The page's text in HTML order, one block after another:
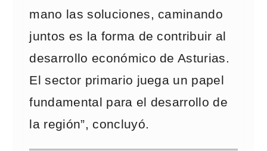
mano las soluciones, caminando
juntos es la forma de contribuir al
desarrollo económico de Asturias.
El sector primario juega un papel
fundamental para el desarrollo de
la región”, concluyó.